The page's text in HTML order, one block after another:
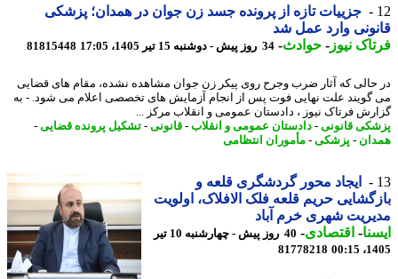
جزییات تازه از پرونده جسد زن جوان در همدان؛ پزشکی
وارد عمل شد
نیوز-حوادث -34 روز پیش - دوشنبه 15 تیر 1405، 17:05 81815448
که آثار ضرب وجرح روی پیکر زن جوان مشاهده نشده، مقام های قضایی
علت نهایی فوت پس از انجام آزمایش های تخصصی اعلام می شود. - به
فرتاک نیوز ، دادستان عمومی و انقلاب مرکز ...
قانونی-دادستان عمومی و انقلاب-قانونی-تشکیل پرونده قضایی-
- پزشکی-مأموران انتظامی
ایجاد محور گردشگری قلعه و
حریم قلعه فلک الافلاک، اولویت
شهری خرم آباد
-اقتصادی-
40 روز پیش - چهارشنبه 10 تیر
81778218